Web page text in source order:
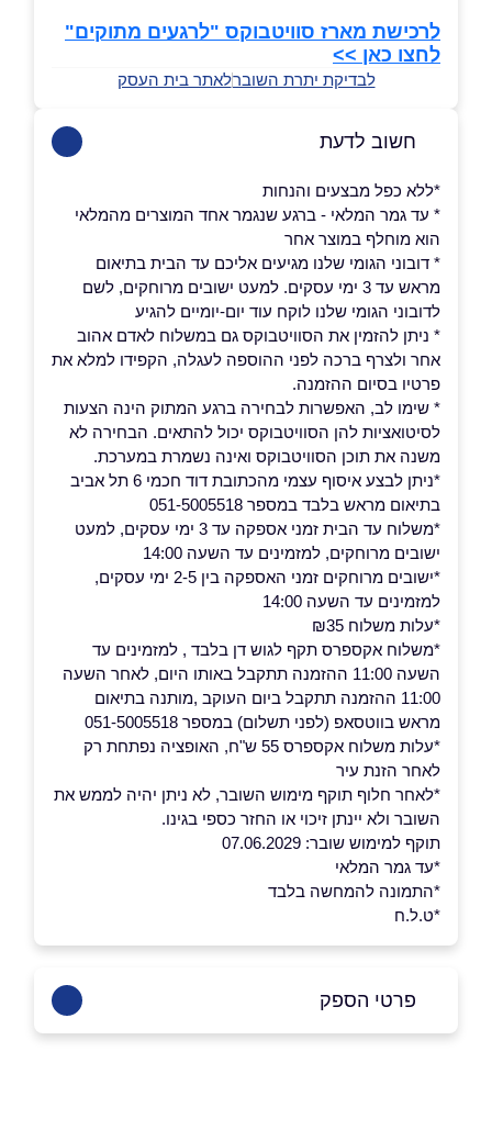
לרכישת מארז סוויטבוקס "לרגעים מתוקים"
לחצו כאן >>
לבדיקת יתרת השוברלאתר בית העסק
חשוב לדעת
*ללא כפל מבצעים והנחות
* עד גמר המלאי - ברגע שנגמר אחד המוצרים מהמלאי
הוא מוחלף במוצר אחר
* דובוני הגומי שלנו מגיעים אליכם עד הבית בתיאום
מראש עד 3 ימי עסקים. למעט ישובים מרוחקים, לשם
לדובוני הגומי שלנו לוקח עוד יום-יומיים להגיע
* ניתן להזמין את הסוויטבוקס גם במשלוח לאדם אהוב
אחר ולצרף ברכה לפני ההוספה לעגלה, הקפידו למלא את
פרטיו בסיום ההזמנה.
* שימו לב, האפשרות לבחירה ברגע המתוק הינה הצעות
לסיטואציות להן הסוויטבוקס יכול להתאים. הבחירה לא
משנה את תוכן הסוויטבוקס ואינה נשמרת במערכת.
*ניתן לבצע איסוף עצמי מהכתובת דוד חכמי 6 תל אביב
בתיאום מראש בלבד במספר 051-5005518
*משלוח עד הבית זמני אספקה עד 3 ימי עסקים, למעט
ישובים מרוחקים, למזמינים עד השעה 14:00
*ישובים מרוחקים זמני האספקה בין 2-5 ימי עסקים,
למזמינים עד השעה 14:00
*עלות משלוח ₪35
*משלוח אקספרס תקף לגוש דן בלבד , למזמינים עד
השעה 11:00 ההזמנה תתקבל באותו היום, לאחר השעה
11:00 ההזמנה תתקבל ביום העוקב ,מותנה בתיאום
מראש בווטסאפ (לפני תשלום) במספר 051-5005518
*עלות משלוח אקספרס 55 ש"ח, האופציה נפתחת רק
לאחר הזנת עיר
*לאחר חלוף תוקף מימוש השובר, לא ניתן יהיה לממש את
השובר ולא יינתן זיכוי או החזר כספי בגינו.
תוקף למימוש שובר: 07.06.2029
*עד גמר המלאי
*התמונה להמחשה בלבד
*ט.ל.ח
פרטי הספק